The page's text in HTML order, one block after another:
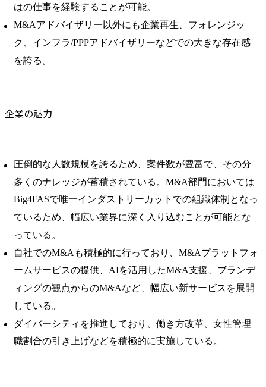
はの仕事を経験することが可能。
M&Aアドバイザリー以外にも企業再生、フォレンジッ
ク、インフラ/PPPアドバイザリーなどでの大きな存在感
を誇る。
企業の魅力
圧倒的な人数規模を誇るため、案件数が豊富で、その分
多くのナレッジが蓄積されている。M&A部門においては
Big4FASで唯一インダストリーカットでの組織体制となっ
ているため、幅広い業界に深く入り込むことが可能とな
っている。
自社でのM&Aも積極的に行っており、M&Aプラットフォ
ームサービスの提供、AIを活用したM&A支援、ブランデ
ィングの観点からのM&Aなど、幅広い新サービスを展開
している。
ダイバーシティを推進しており、働き方改革、女性管理
職割合の引き上げなどを積極的に実施している。